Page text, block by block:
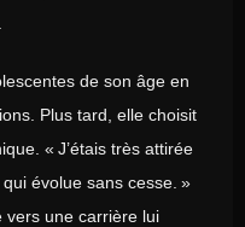
de son âge en
Plus tard, elle choisit
« J’étais très attirée
évolue sans cesse. »
vers une carrière lui